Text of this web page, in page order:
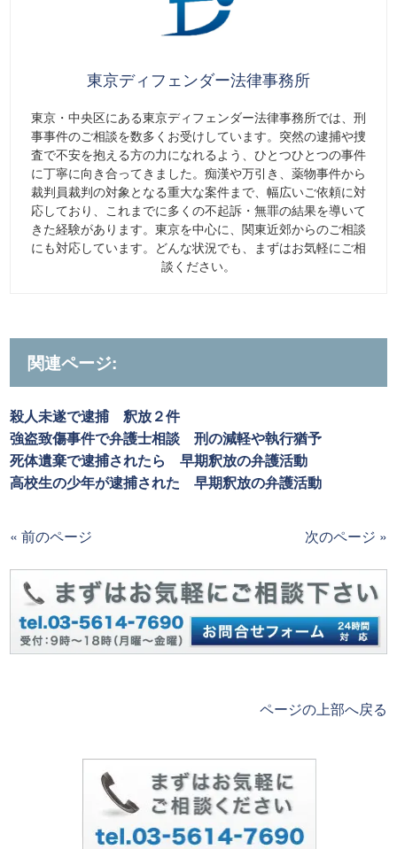
東京ディフェンダー法律事務所
東京・中央区にある東京ディフェンダー法律事務所では、刑
事事件のご相談を数多くお受けしています。突然の逮捕や捜
査で不安を抱える方の力になれるよう、ひとつひとつの事件
に丁寧に向き合ってきました。痴漢や万引き、薬物事件から
裁判員裁判の対象となる重大な案件まで、幅広いご依頼に対
応しており、これまでに多くの不起訴・無罪の結果を導いて
きた経験があります。東京を中心に、関東近郊からのご相談
にも対応しています。どんな状況でも、まずはお気軽にご相
談ください。
関連ページ:
殺人未遂で逮捕 釈放２件
強盗致傷事件で弁護士相談 刑の減軽や執行猶予
死体遺棄で逮捕されたら 早期釈放の弁護活動
高校生の少年が逮捕された 早期釈放の弁護活動
« 前のページ 次のページ »
ページの上部へ戻る